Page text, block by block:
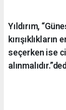
Yıldırım,
seçerken ise